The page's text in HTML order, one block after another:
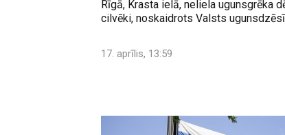
Rīgā, Krasta ielā, neliela ugunsgrēka
cilvēki, noskaidrots Valsts
17. aprīlis, 13:59